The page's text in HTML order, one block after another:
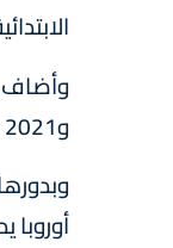
الابتدائية ب7
و2021 على جميع المؤسسات التعليمية.
أوروبا